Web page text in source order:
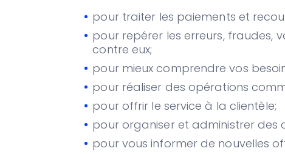
pour traiter les paiements et
pour repérer les erreurs, fraudes,
contre eux;
pour mieux comprendre vos
pour réaliser des opérations
pour offrir le service à la clientèle;
pour organiser et administrer des
pour vous informer de nouvelles